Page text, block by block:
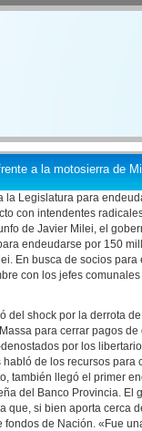
a la motosierra de
la Legislatura para
con intendentes
de Javier Milei, el
endeudarse por 150
En busca de socios
con los jefes
del shock por la derrota
para cerrar pagos
por los
de los recursos
también llegó el primer
del Banco Provincia.
que, si bien aporta cerca
de Nación. «Fue